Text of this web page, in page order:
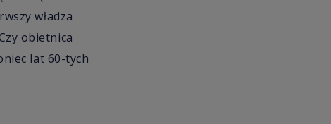
władza
obietnica
lat 60-tych